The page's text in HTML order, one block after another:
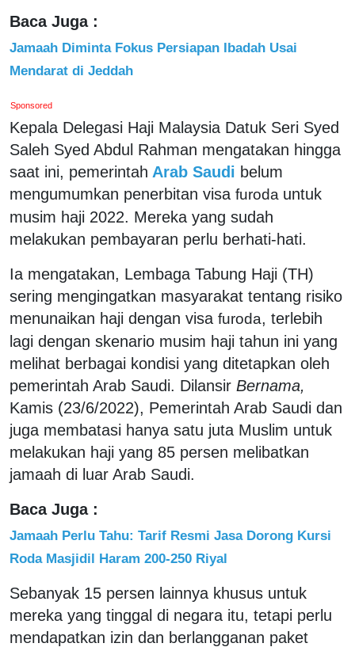
Baca Juga :
Jamaah Diminta Fokus Persiapan Ibadah Usai
Mendarat di Jeddah
Sponsored
Kepala Delegasi Haji Malaysia Datuk Seri Syed
Saleh Syed Abdul Rahman mengatakan hingga
saat ini, pemerintah Arab Saudi belum
mengumumkan penerbitan visa furoda untuk
musim haji 2022. Mereka yang sudah
melakukan pembayaran perlu berhati-hati.
Ia mengatakan, Lembaga Tabung Haji (TH)
sering mengingatkan masyarakat tentang risiko
menunaikan haji dengan visa furoda, terlebih
lagi dengan skenario musim haji tahun ini yang
melihat berbagai kondisi yang ditetapkan oleh
pemerintah Arab Saudi. Dilansir Bernama,
Kamis (23/6/2022), Pemerintah Arab Saudi dan
juga membatasi hanya satu juta Muslim untuk
melakukan haji yang 85 persen melibatkan
jamaah di luar Arab Saudi.
Baca Juga :
Jamaah Perlu Tahu: Tarif Resmi Jasa Dorong Kursi
Roda Masjidil Haram 200-250 Riyal
Sebanyak 15 persen lainnya khusus untuk
mereka yang tinggal di negara itu, tetapi perlu
mendapatkan izin dan berlangganan paket